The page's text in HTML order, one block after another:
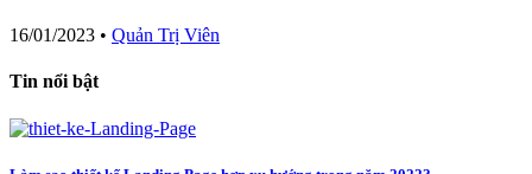
16/01/2023 • Quản Trị Viên
Tin nổi bật